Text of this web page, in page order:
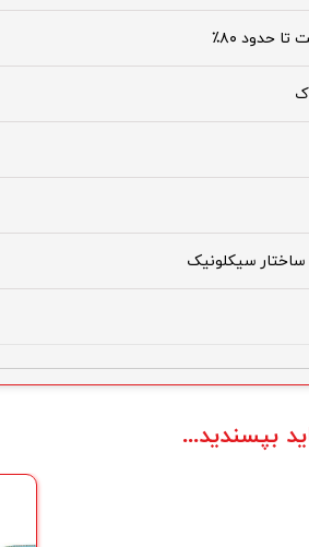
حدود ۸۰٪
بپسندید...